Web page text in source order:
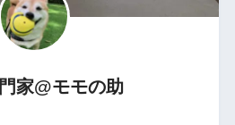
家@モモの助